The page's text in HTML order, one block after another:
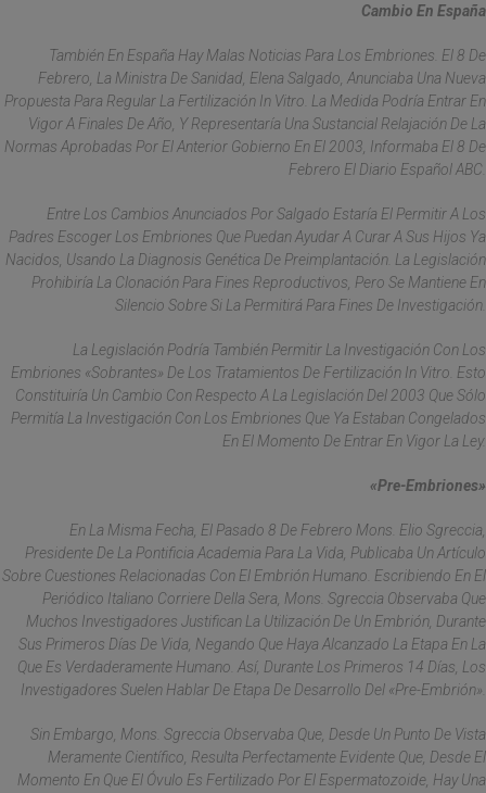
Cambio En España
También En España Hay Malas Noticias Para Los Embriones. El 8 De
Febrero, La Ministra De Sanidad, Elena Salgado, Anunciaba Una Nueva
Propuesta Para Regular La Fertilización In Vitro. La Medida Podría Entrar En
Vigor A Finales De Año, Y Representaría Una Sustancial Relajación De La
Normas Aprobadas Por El Anterior Gobierno En El 2003, Informaba El 8 De
Febrero El Diario Español ABC.
Entre Los Cambios Anunciados Por Salgado Estaría El Permitir A Los
Padres Escoger Los Embriones Que Puedan Ayudar A Curar A Sus Hijos Ya
Nacidos, Usando La Diagnosis Genética De Preimplantación. La Legislación
Prohibiría La Clonación Para Fines Reproductivos, Pero Se Mantiene En
Silencio Sobre Si La Permitirá Para Fines De Investigación.
La Legislación Podría También Permitir La Investigación Con Los
Embriones «sobrantes» De Los Tratamientos De Fertilización In Vitro. Esto
Constituiría Un Cambio Con Respecto A La Legislación Del 2003 Que Sólo
Permitía La Investigación Con Los Embriones Que Ya Estaban Congelados
En El Momento De Entrar En Vigor La Ley.
«Pre-Embriones»
En La Misma Fecha, El Pasado 8 De Febrero Mons. Elio Sgreccia,
Presidente De La Pontificia Academia Para La Vida, Publicaba Un Artículo
Sobre Cuestiones Relacionadas Con El Embrión Humano. Escribiendo En El
Periódico Italiano Corriere Della Sera, Mons. Sgreccia Observaba Que
Muchos Investigadores Justifican La Utilización De Un Embrión, Durante
Sus Primeros Días De Vida, Negando Que Haya Alcanzado La Etapa En La
Que Es Verdaderamente Humano. Así, Durante Los Primeros 14 Días, Los
Investigadores Suelen Hablar De Etapa De Desarrollo Del «pre-Embrión».
Sin Embargo, Mons. Sgreccia Observaba Que, Desde Un Punto De Vista
Meramente Científico, Resulta Perfectamente Evidente Que, Desde El
Momento En Que El Óvulo Es Fertilizado Por El Espermatozoide, Hay Una